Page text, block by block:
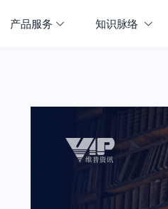
产品服务 知识脉络